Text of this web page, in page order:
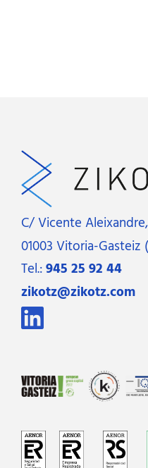
C/ Vicente
01003 Vitoria-Gasteiz
Tel.:945 25 92 44
zikotz@zikotz.com